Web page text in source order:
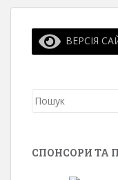
ВЕРСІЯ
Пошук
СПОНСОРИ ТА